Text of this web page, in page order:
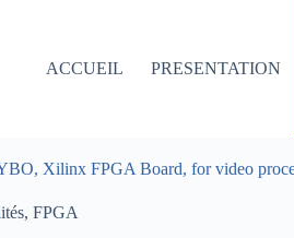
ACCUEIL PRESENTATION
Xilinx FPGA Board, for video
, FPGA